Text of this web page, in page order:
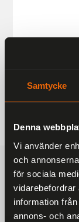
Samtycke
Denna
Vi använder
och
för sociala
vidarebefordrar
information
annons- och
187 kr
249 kr
På
1-